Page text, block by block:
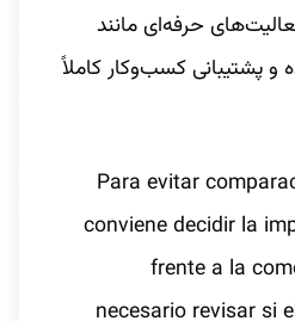
حرفه‌ای مانند
و پشتیبانی کسب‌وکار کاملاً
Para evitar
conviene decidir la
frente a la
necesario revisar si